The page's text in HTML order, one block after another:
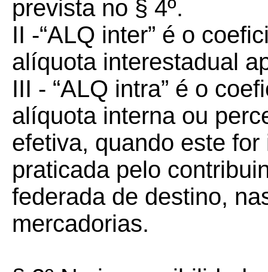
prevista no § 4º.
II -“ALQ inter” é o
alíquota interestadual
III - “ALQ intra” é o
alíquota interna ou
efetiva, quando este
praticada pelo
federada de destino,
mercadorias.